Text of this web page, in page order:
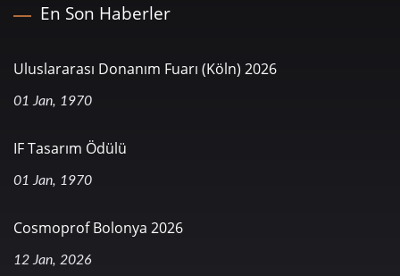
En Son Haberler
Uluslararası Donanım Fuarı (Köln) 2026
01 Jan, 1970
IF Tasarım Ödülü
01 Jan, 1970
Cosmoprof Bolonya 2026
12 Jan, 2026